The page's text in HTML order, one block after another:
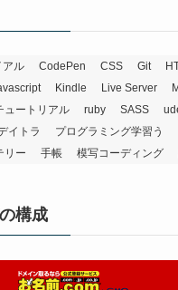
アル CodePen CSS Git
Kindle Live Server
ュートリアル ruby SASS
イトラ プログラミング学習う
リー
手帳 模写コーディング
構成